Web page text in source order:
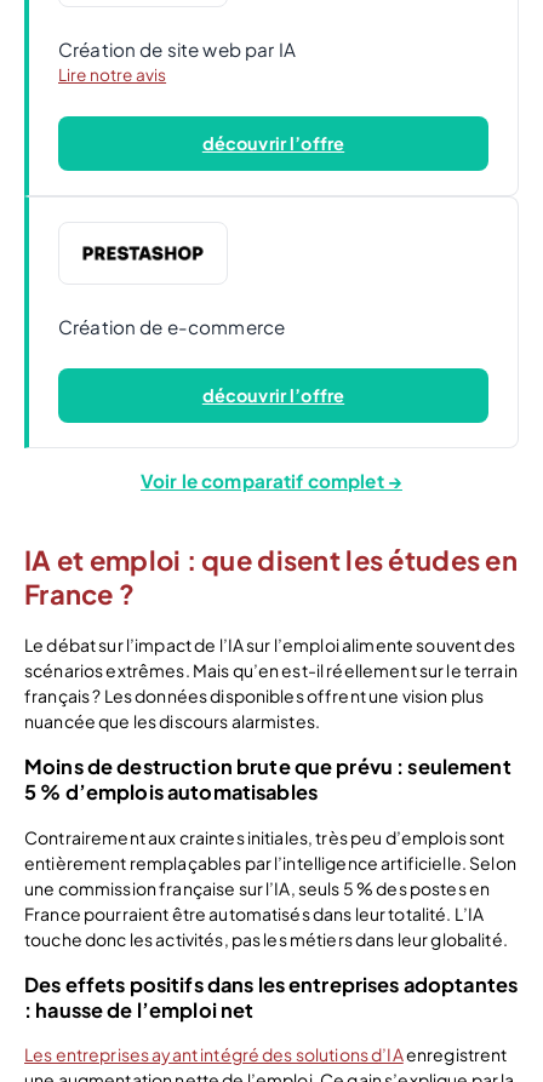
Création de site web par IA
Lire notre avis
découvrir l’offre
Création de e-commerce
découvrir l’offre
Voir le comparatif complet →
IA et emploi : que disent les études en
France ?
Le débat sur l’impact de l’IA sur l’emploi alimente souvent des
scénarios extrêmes. Mais qu’en est-il réellement sur le terrain
français ? Les données disponibles offrent une vision plus
nuancée que les discours alarmistes.
Moins de destruction brute que prévu : seulement
5 % d’emplois automatisables
Contrairement aux craintes initiales, très peu d’emplois sont
entièrement remplaçables par l’intelligence artificielle. Selon
une commission française sur l’IA, seuls 5 % des postes en
France pourraient être automatisés dans leur totalité. L’IA
touche donc les activités, pas les métiers dans leur globalité.
Des effets positifs dans les entreprises adoptantes
: hausse de l’emploi net
Les entreprises ayant intégré des solutions d’IAenregistrent